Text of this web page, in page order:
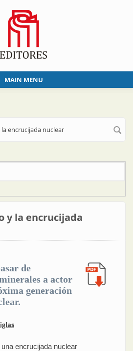
MAIN MENU
encrucijada nuclear
y la encrucijada
de
a actor
generación
encrucijada nuclear